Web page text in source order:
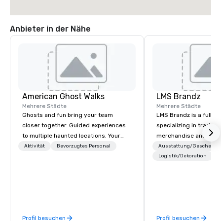
Anbieter in der Nähe
American Ghost Walks
Mehrere Städte
Ghosts and fun bring your team
closer together. Guided experiences
to multiple haunted locations. Your
group will be treated to a ghostly
time they've asked you to find
Aktivität Bevorzugtes Personal
Profil besuchen
LMS Brandz
Mehrere Städte
LMS Brandz is a full-
specializing in trade
merchandise and
booth giveaways and
to executive gifting,
years of industry
Ausstattung/Geschenke
Logistik/Dekoration
Profil besuchen